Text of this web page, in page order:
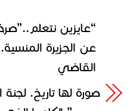
“عايزين
عن الجزيرة
القاضي
صورة لها تاريخ. لجنة